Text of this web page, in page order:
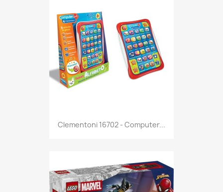
Anteprima
Clementoni 16702 - Computer...